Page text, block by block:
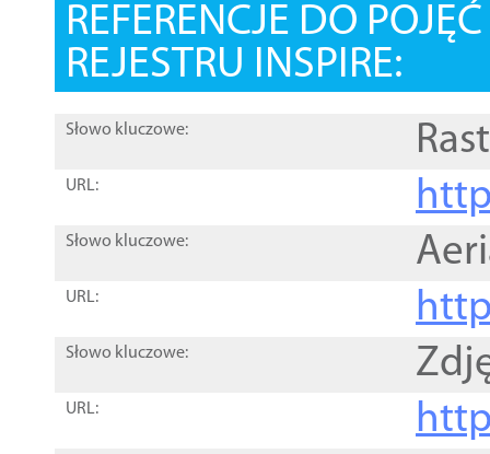
REFERENCJE DO
REJESTRU INSPIRE:
Słowo kluczowe:
URL:
Słowo kluczowe:
URL:
Słowo kluczowe:
URL: